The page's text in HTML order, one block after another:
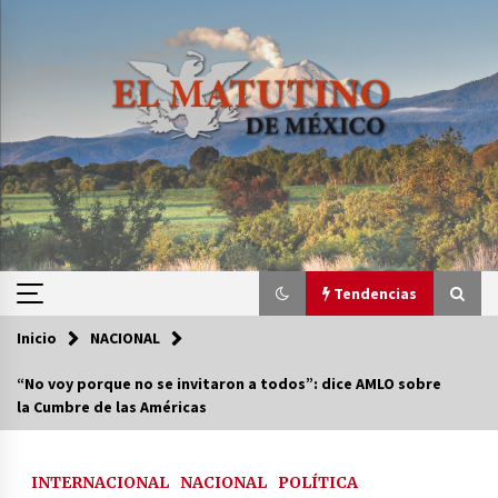
Tendencias
Tendencias
Inicio NACIONAL
“No voy porque no se invitaron a todos”: dice AMLO sobre
la Cumbre de las Américas
INTERNACIONAL NACIONAL POLÍTICA